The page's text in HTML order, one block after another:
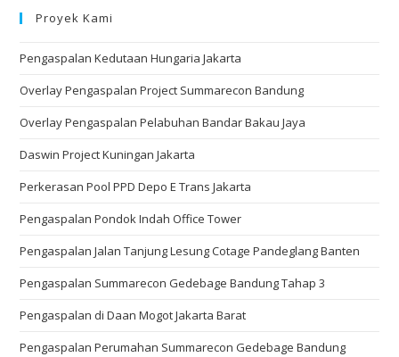
Proyek Kami
Pengaspalan Kedutaan Hungaria Jakarta
Overlay Pengaspalan Project Summarecon Bandung
Overlay Pengaspalan Pelabuhan Bandar Bakau Jaya
Daswin Project Kuningan Jakarta
Perkerasan Pool PPD Depo E Trans Jakarta
Pengaspalan Pondok Indah Office Tower
Pengaspalan Jalan Tanjung Lesung Cotage Pandeglang Banten
Pengaspalan Summarecon Gedebage Bandung Tahap 3
Pengaspalan di Daan Mogot Jakarta Barat
Pengaspalan Perumahan Summarecon Gedebage Bandung